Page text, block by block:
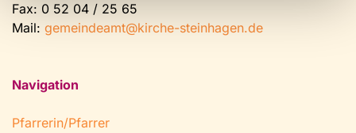
Fax: 0 52 04 / 25 65
Mail: gemeindeamt@kirche-steinhagen.de
Navigation
Pfarrerin/Pfarrer